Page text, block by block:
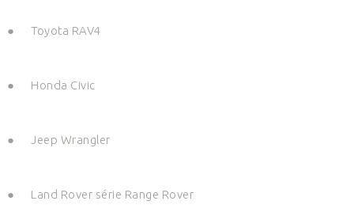
● Toyota RAV4
● Honda Civic
● Jeep Wrangler
● Land Rover série Range Rover